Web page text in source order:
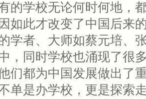
的学校无论何时何地，
如此才改变了中国后来
学者、大师如蔡元培、
，同时学校也涌现了很
们都为中国发展做出了
单是办学校，更是探索